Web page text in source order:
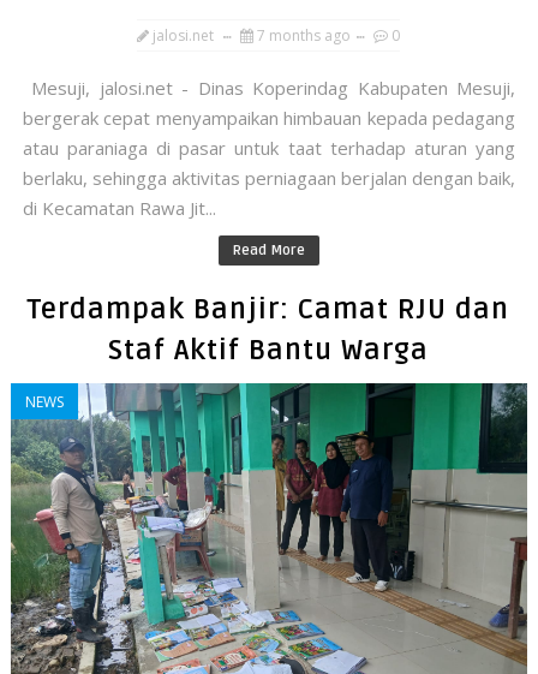
jalosi.net 7 months ago 0
Mesuji, jalosi.net - Dinas Koperindag Kabupaten Mesuji,
bergerak cepat menyampaikan himbauan kepada pedagang
atau paraniaga di pasar untuk taat terhadap aturan yang
berlaku, sehingga aktivitas perniagaan berjalan dengan baik,
di Kecamatan Rawa Jit...
Read More
Terdampak Banjir: Camat RJU dan
Staf Aktif Bantu Warga
NEWS